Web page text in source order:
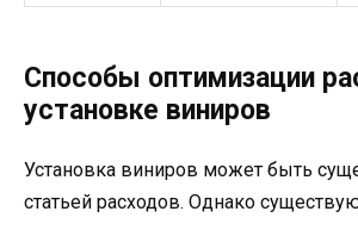
Способы оптимизации
установке виниров
Установка виниров может быть
статьей расходов. Однако